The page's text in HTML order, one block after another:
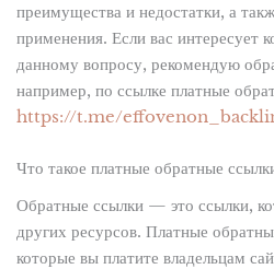
преимущества и недостатки, а
применения. Если вас интересует
данному вопросу, рекомендую
например, по ссылке платные
https://t.me/
Что такое платные обратные
Обратные ссылки — это ссылки,
других ресурсов. Платные
которые вы платите владельцам